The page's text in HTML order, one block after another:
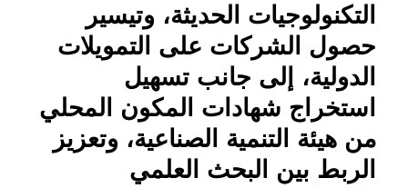
التكنولوجيات الحديثة، وتيسير
حصول الشركات على التمويلات
الدولية، إلى جانب تسهيل
استخراج شهادات المكون المحلي
من هيئة التنمية الصناعية، وتعزيز
الربط بين البحث العلمي